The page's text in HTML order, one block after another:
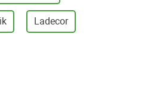
Ladecor